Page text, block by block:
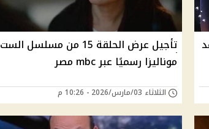
تأجيل عرض الحلقة 15 من مسلسل الست
موناليزا رسميًا عبر mbc مصر
الثلاثاء 03/مارس/2026 - 10:26 م